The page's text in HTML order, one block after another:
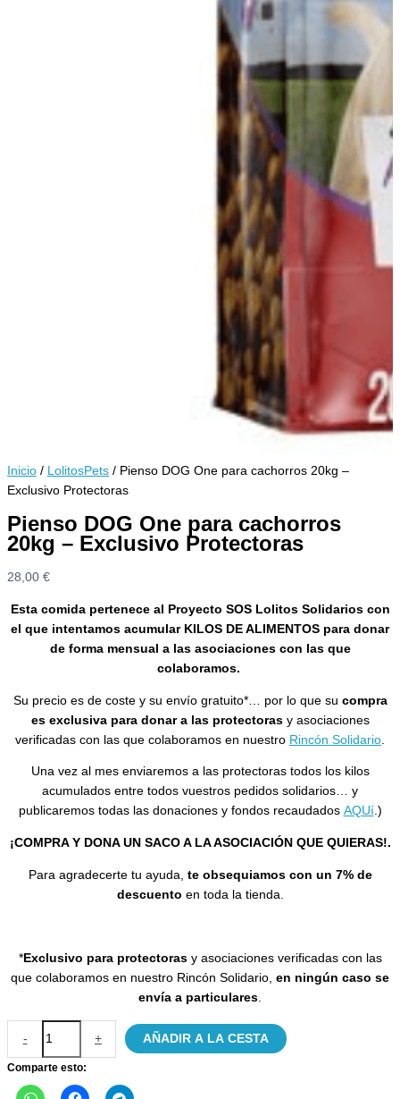
Inicio / LolitosPets / Pienso DOG One para cachorros 20kg –
Exclusivo Protectoras
Pienso DOG One para cachorros
20kg – Exclusivo Protectoras
28,00 €
Esta comida pertenece al Proyecto SOS Lolitos Solidarios con
el que intentamos acumular KILOS DE ALIMENTOS para donar
de forma mensual a las asociaciones con las que
colaboramos.
Su precio es de coste y su envío gratuito*… por lo que su compra
es exclusiva para donar a las protectorasy asociaciones
verificadas con las que colaboramos en nuestro Rincón Solidario
Una vez al mes enviaremos a las protectoras todos los kilos
acumulados entre todos vuestros pedidos solidarios… y
publicaremos todas las donaciones y fondos recaudados AQUí.)
¡COMPRA Y DONA UN SACO A LA ASOCIACIÓN QUE QUIERAS!.
Para agradecerte tu ayuda, te obsequiamos con un 7% de
descuento en toda la tienda.
*Exclusivo para protectorasy asociaciones verificadas con las
que colaboramos en nuestro Rincón Solidario, en ningún caso se
envía a particulares.
-
DOG
One
para
+ AÑADIR A LA CESTA
Comparte esto: